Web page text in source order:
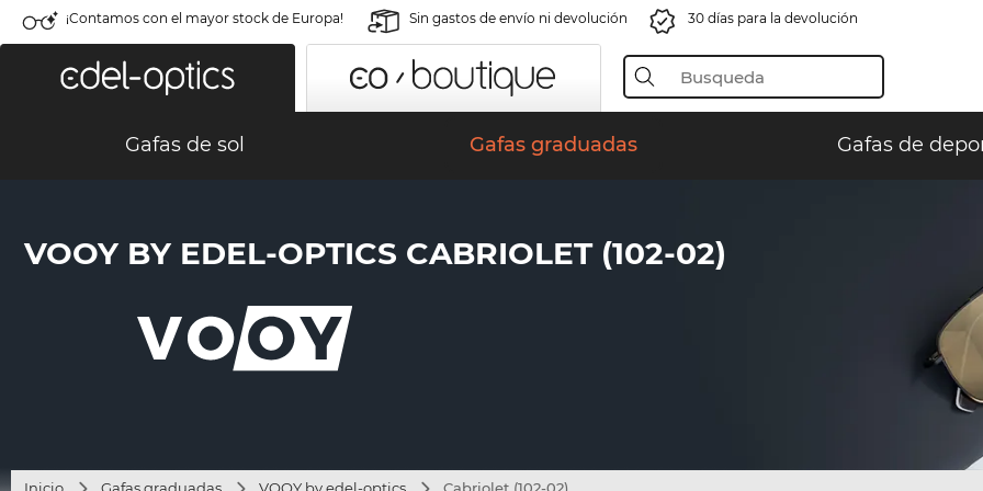
¡Contamos con el mayor stock de Europa! Sin gastos de envío ni devolución 30 días para la devolución
Gafas de sol Gafas graduadas Gafas de
VOOY BY EDEL-OPTICS CABRIOLET (102-02)